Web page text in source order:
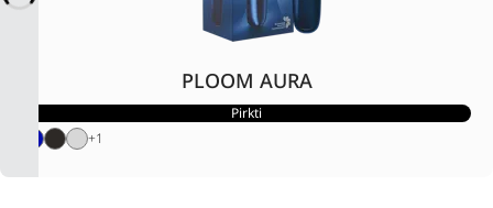
PLOOM AURA
Pirkti
+1